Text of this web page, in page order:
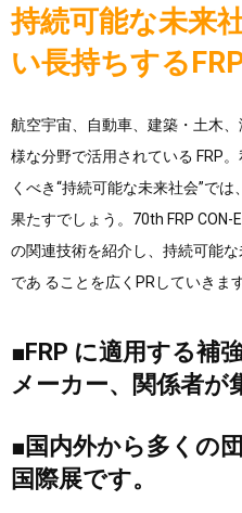
持続可能な未来
い長持ちする
航空宇宙、自動車、建築・土木
様な分野で活用されている FRP
くべき“持続可能な未来社会”で
果たすでしょう。70th FRP CON-
の関連技術を紹介し、持続可能
であ ることを広くPRしていきます
■FRP に適用する補
メーカー、関係者が
■国内外から多くの
国際展です。